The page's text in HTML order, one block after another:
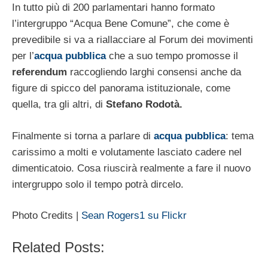
In tutto più di 200 parlamentari hanno formato
l’intergruppo “Acqua Bene Comune”, che come è
prevedibile si va a riallacciare al Forum dei movimenti
per l’acqua pubblica che a suo tempo promosse il
referendum raccogliendo larghi consensi anche da
figure di spicco del panorama istituzionale, come
quella, tra gli altri, di Stefano Rodotà.
Finalmente si torna a parlare di acqua pubblica: tema
carissimo a molti e volutamente lasciato cadere nel
dimenticatoio. Cosa riuscirà realmente a fare il nuovo
intergruppo solo il tempo potrà dircelo.
Photo Credits | Sean Rogers1 su Flickr
Related Posts: